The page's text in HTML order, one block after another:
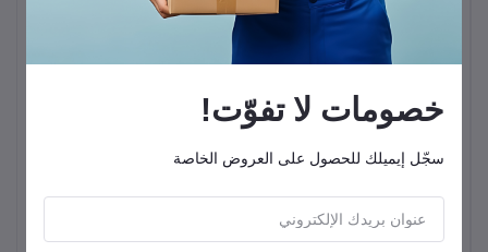
كيبل راف باور،كابل USB-A
خصومات لا تفوّت!
سجّل إيميلك للحصول على العروض الخاصة